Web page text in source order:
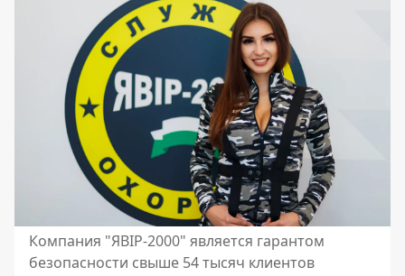
Компания "ЯВІР-2000" является гарантом
безопасности свыше 54 тысяч клиентов